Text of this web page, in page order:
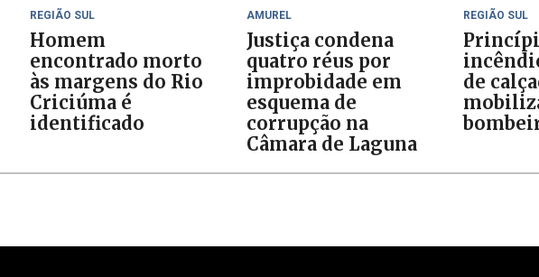
REGIÃO SUL
Homem
encontrado morto
às margens do Rio
Criciúma é
identificado
AMUREL
Justiça condena
quatro réus por
improbidade em
esquema de
corrupção na
Câmara de Laguna
REGIÃO SUL
de